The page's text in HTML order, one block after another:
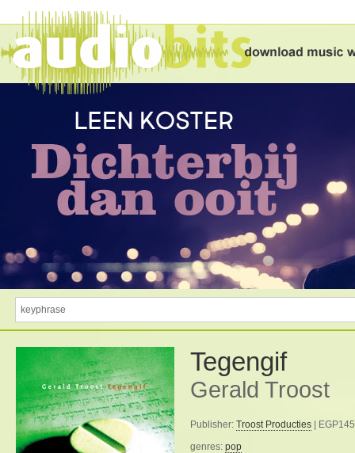
Tegengif
Gerald Troost
Publisher: Troost Producties |
genres: pop